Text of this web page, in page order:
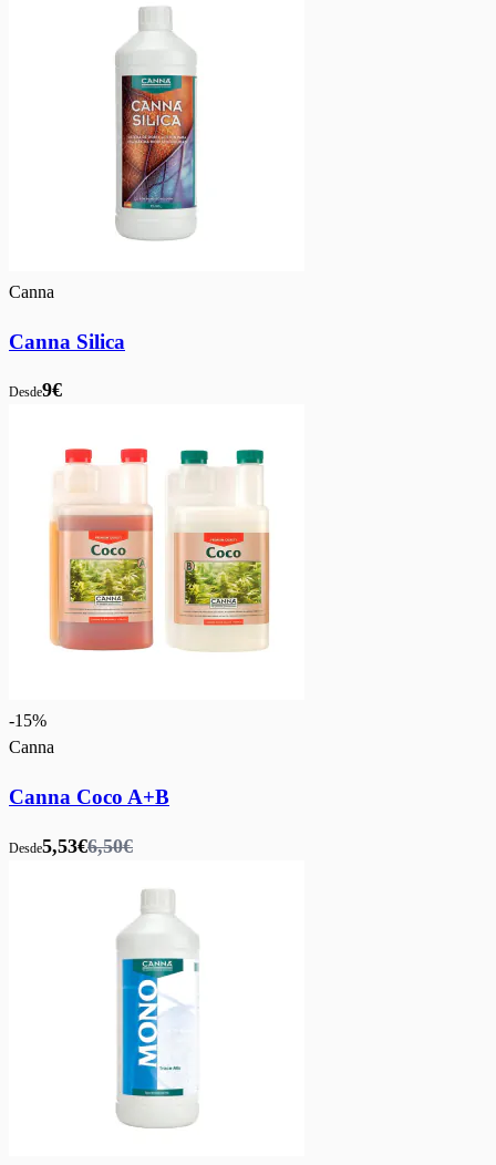
Canna
Canna Silica
Desde9€
-15%
Canna
Canna Coco A+B
Desde5,53€6,50€